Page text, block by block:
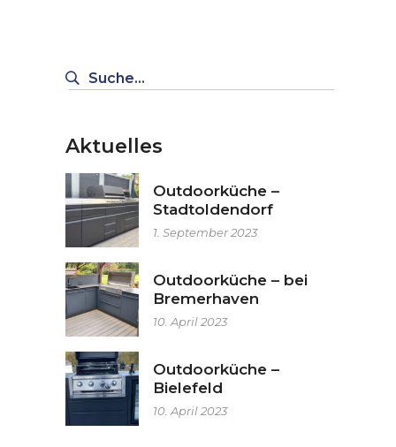
Suche
Aktuelles
Outdoorküche –
Stadtoldendorf
1. September 2023
Outdoorküche – bei
Bremerhaven
10. April 2023
Outdoorküche –
Bielefeld
10. April 2023